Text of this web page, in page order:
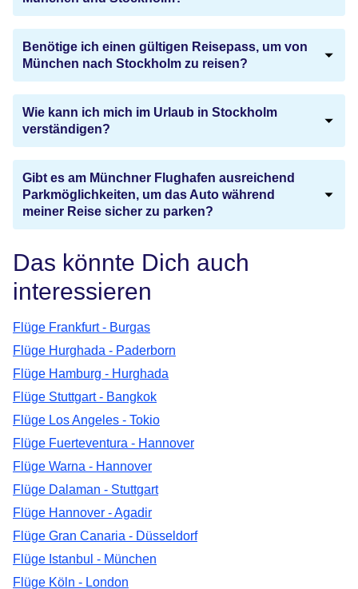
Benötige ich einen gültigen Reisepass, um von
München nach Stockholm zu reisen?
Wie kann ich mich im Urlaub in Stockholm
verständigen?
Gibt es am Münchner Flughafen ausreichend
Parkmöglichkeiten, um das Auto während
meiner Reise sicher zu parken?
Das könnte Dich auch
interessieren
Flüge Frankfurt - Burgas
Flüge Hurghada - Paderborn
Flüge Hamburg - Hurghada
Flüge Stuttgart - Bangkok
Flüge Los Angeles - Tokio
Flüge Fuerteventura - Hannover
Flüge Warna - Hannover
Flüge Dalaman - Stuttgart
Flüge Hannover - Agadir
Flüge Gran Canaria - Düsseldorf
Flüge Istanbul - München
Flüge Köln - London